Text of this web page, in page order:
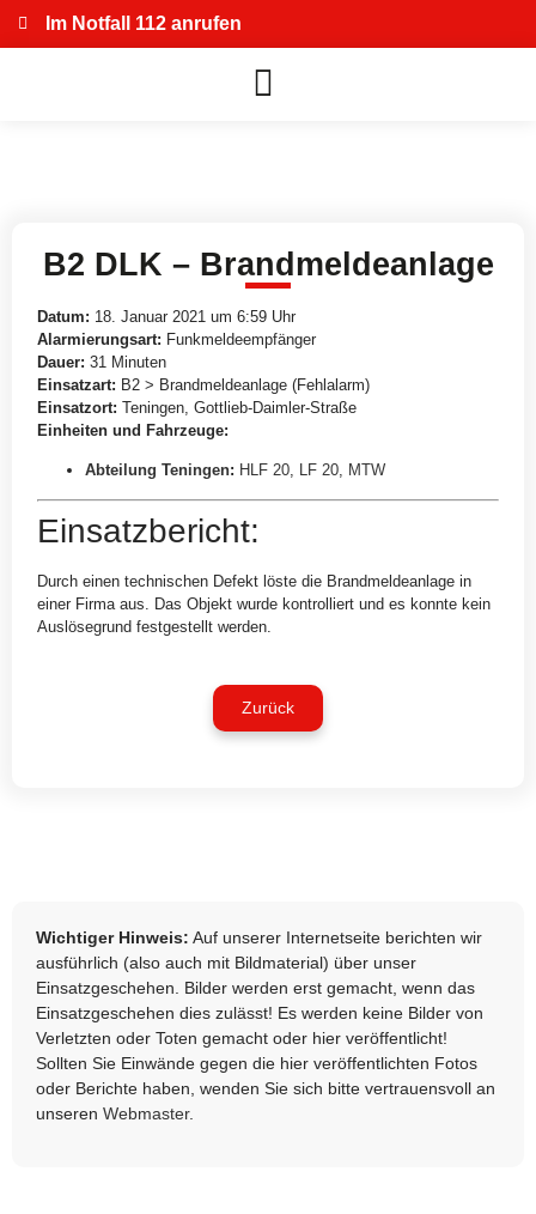
Im Notfall 112 anrufen
B2 DLK – Brandmeldeanlage
Datum: 18. Januar 2021 um 6:59 Uhr
Alarmierungsart: Funkmeldeempfänger
Dauer: 31 Minuten
Einsatzart: B2 > Brandmeldeanlage (Fehlalarm)
Einsatzort: Teningen, Gottlieb-Daimler-Straße
Einheiten und Fahrzeuge:
Abteilung Teningen: HLF 20, LF 20, MTW
Einsatzbericht:
Durch einen technischen Defekt löste die Brandmeldeanlage in
einer Firma aus. Das Objekt wurde kontrolliert und es konnte kein
Auslösegrund festgestellt werden.
Zurück
Wichtiger Hinweis: Auf unserer Internetseite berichten wir
ausführlich (also auch mit Bildmaterial) über unser
Einsatzgeschehen. Bilder werden erst gemacht, wenn das
Einsatzgeschehen dies zulässt! Es werden keine Bilder von
Verletzten oder Toten gemacht oder hier veröffentlicht!
Sollten Sie Einwände gegen die hier veröffentlichten Fotos
oder Berichte haben, wenden Sie sich bitte vertrauensvoll an
unseren Webmaster.